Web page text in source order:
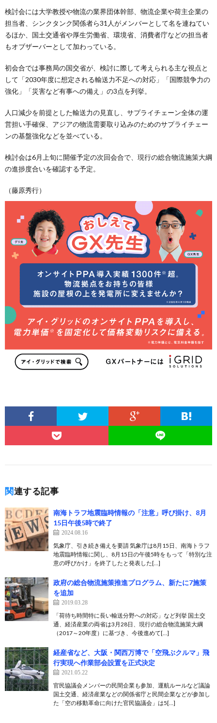
検討会には大学教授や物流の業界団体幹部、物流企業や荷主企業の
担当者、シンクタンク関係者ら31人がメンバーとして名を連ねてい
るほか、国土交通省や厚生労働省、環境省、消費者庁などの担当者
もオブザーバーとして加わっている。
初会合では事務局の国交省が、検討に際して考えられる主な視点と
して「2030年度に想定される輸送力不足への対応」「国際競争力の
強化」「災害など有事への備え」の3点を列挙。
人口減少を前提とした輸送力の見直し、サプライチェーン全体の運
営担い手確保、アジアの物流需要取り込みのためのサプライチェー
ンの基盤強化などを並べている。
検討会は6月上旬に開催予定の次回会合で、現行の総合物流施策大綱
の進捗度合いを確認する予定。
（藤原秀行）
関連する記事
南海トラフ地震臨時情報の「注意」呼び掛け、8月
15日午後5時で終了
2024.08.16
気象庁、引き続き備えを要請 気象庁は8月15日、南海トラフ
地震臨時情報に関し、8月15日の午後5時をもって「特別な注
意の呼びかけ」を終了したと発表した[…]
政府の総合物流施策推進プログラム、新たに7施策
を追加
2019.03.28
「荷待ち時間特に長い輸送分野への対応」など列挙 国土交
通、経済産業の両省は3月28日、現行の総合物流施策大綱
（2017～20年度）に基づき、今後進めて[…]
経産省など、大阪・関西万博で「空飛ぶクルマ」飛
行実現へ作業部会設置を正式決定
2021.05.22
官民協議会メンバーの民間企業も参加、運航ルールなど議論
国土交通、経済産業などの関係省庁と民間企業などが参加し
た「空の移動革命に向けた官民協議会」は5[…]